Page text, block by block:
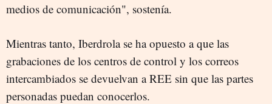
medios de comunicación", sostenía.
Mientras tanto, Iberdrola se ha opuesto a que las
grabaciones de los centros de control y los correos
intercambiados se devuelvan a REE sin que las partes
personadas puedan conocerlos.